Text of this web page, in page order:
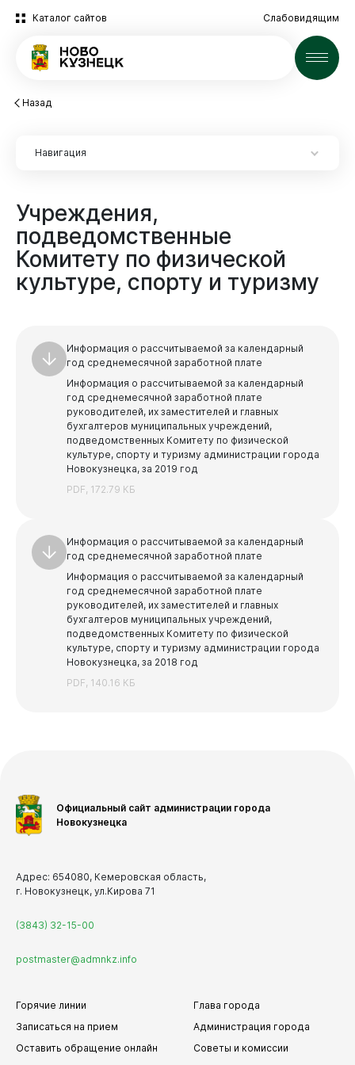
Каталог сайтов Слабовидящим
Новости
Новокузнецк
Горожанам
Бизнесу
Документы
Назад
Учреждения,
подведомственные
Комитету по физической
культуре, спорту и туризму
Навигация
Экспертиза НПА
Экспертиза НПА
Противодействие коррупции
Противодействие коррупции
Нормативные правовые акты
Сведения о доходах, расходах, об имуществе и
обязательствах имущественного характера
Независимая антикоррупционная экспертиза
Методические материалы
План противодействия коррупции
Среднемесячная заработная плата
Учреждения, подведомственные администрации
города Новокузнецка
Комитету по управлению муниципальным имуществом
благоустройства
Учреждения, подведомственные Комитету по
физической культуре, спорту и туризму
Учреждения, подведомственные Комитету жилищно-
коммунального хозяйства
Учреждения, подведомственные Управлению по
транспорту и связи
Учреждения, подведомственные Комитету
Учреждения, подведомственные Комитету
образования и науки
Бюджет
Отчеты
Бюджет для граждан
Информация о рассчитываемой за календарный
год среднемесячной заработной плате
Информация о рассчитываемой за календарный
год среднемесячной заработной плате
руководителей, их заместителей и главных
бухгалтеров муниципальных учреждений,
подведомственных Комитету по физической
культуре, спорту и туризму администрации города
Новокузнецка, за 2019 год
PDF, 172.79 КБ
Информация о рассчитываемой за календарный
год среднемесячной заработной плате
Информация о рассчитываемой за календарный
год среднемесячной заработной плате
руководителей, их заместителей и главных
бухгалтеров муниципальных учреждений,
подведомственных Комитету по физической
культуре, спорту и туризму администрации города
Новокузнецка, за 2018 год
PDF, 140.16 КБ
Официальный сайт администрации города
Новокузнецка
Адрес: 654080, Кемеровская область,
г. Новокузнецк, ул.Кирова 71
(3843) 32-15-00
postmaster@admnkz.info
Горячие линии
Записаться на прием
Оставить обращение онлайн
Глава города
Администрация города
Советы и комиссии